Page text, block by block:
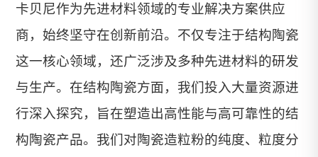
卡贝尼作为先进材料领域的专业解决方案供应
商，始终坚守在创新前沿。不仅专注于结构陶瓷
这一核心领域，还广泛涉及多种先进材料的研发
与生产。在结构陶瓷方面，我们投入大量资源进
行深入探究，旨在塑造出高性能与高可靠性的结
构陶瓷产品。我们对陶瓷造粒粉的纯度、粒度分